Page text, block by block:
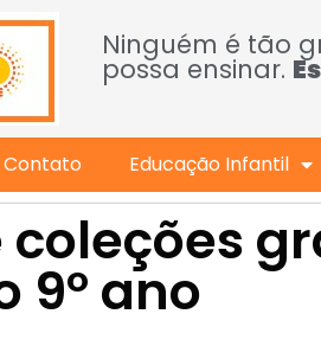
Ninguém é tão
possa ensinar.
Contato Educação Infantil
coleções
9º ano